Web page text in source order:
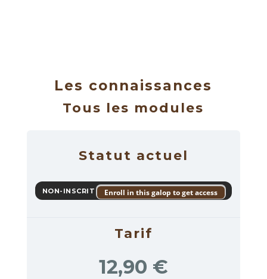
Les connaissances
Tous les modules
Statut actuel
NON-INSCRIT Enroll in this galop to get access
Tarif
12,90 €